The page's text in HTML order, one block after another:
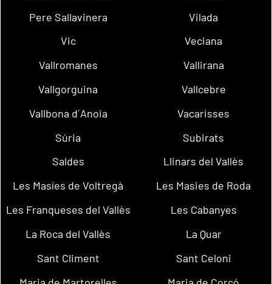
Pere Sallavinera
Vilada
Vic
Veciana
Vallromanes
Vallirana
Vallgorguina
Vallcebre
Vallbona d´Anoia
Vacarisses
Súria
Subirats
Saldes
Llinars del Vallès
Les Masíes de Voltregà
Les Masies de Roda
Les Franqueses del Vallès
Les Cabanyes
La Roca del Vallès
La Quar
Sant Climent
Sant Celoni